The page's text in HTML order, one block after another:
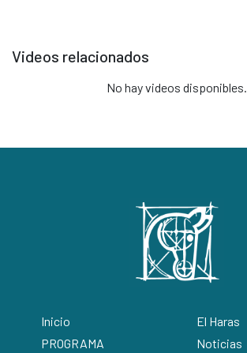
Videos relacionados
No hay videos disponibles.
Inicio
El Haras
PROGRAMA
Noticias